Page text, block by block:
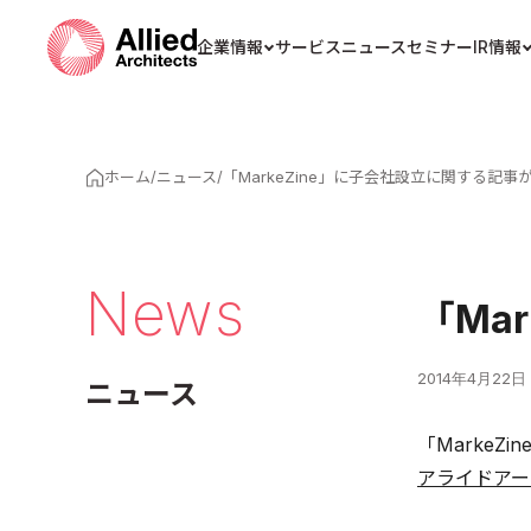
企業情報 サービスニュースセミナーIR情報
ホーム/ニュース/ 「MarkeZine」に子会社設立に関する記事
News
ニュース
「
2014年4月22日
「
アライドア